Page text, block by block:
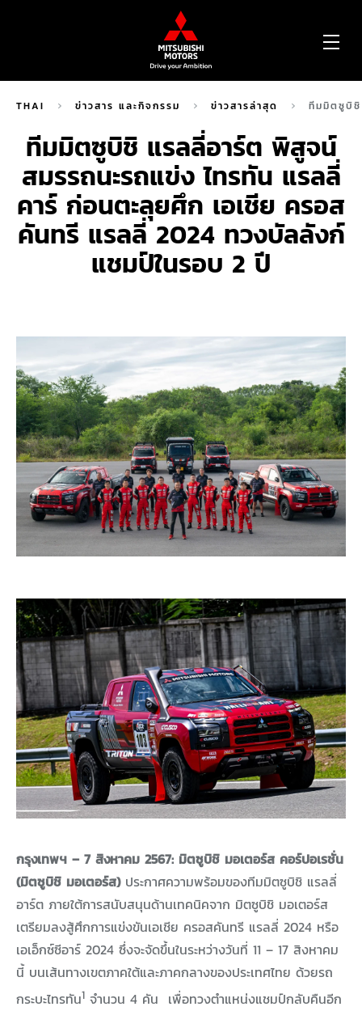
THAI ข่าวสาร และกิจกรรม ข่าวสารล่าสุด ทีมมิตซูบิ
ทีมมิตซูบิชิ แรลลี่อาร์ต พิสูจน์
สมรรถนะรถแข่ง ไทรทัน แรลลี่
คาร์ ก่อนตะลุยศึก เอเชีย ครอส
คันทรี แรลลี่ 2024 ทวงบัลลังก์
แชมป์ในรอบ 2 ปี
กรุงเทพฯ – 7 สิงหาคม 2567: มิตซูบิชิ มอเตอร์ส คอร์ปอเรชั่น
(มิตซูบิชิ มอเตอร์ส)ประกาศความพร้อมของทีมมิตซูบิชิ แรลลี่
อาร์ต ภายใต้การสนับสนุนด้านเทคนิคจาก มิตซูบิชิ มอเตอร์ส
เตรียมลงสู้ศึกการแข่งขันเอเชีย ครอสคันทรี แรลลี่ 2024 หรือ
เอเอ็กซ์ซีอาร์ 2024 ซึ่งจะจัดขึ้นในระหว่างวันที่ 11 – 17 สิงหาคม
นี้ บนเส้นทางเขตภาคใต้และภาคกลางของประเทศไทย ด้วยรถ
กระบะไทรทัน1 จำนวน 4 คัน เพื่อทวงตำแหน่งแชมป์กลับคืนอีก